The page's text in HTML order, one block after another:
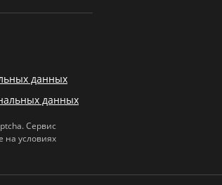
данных
данных
Сервис
на условиях